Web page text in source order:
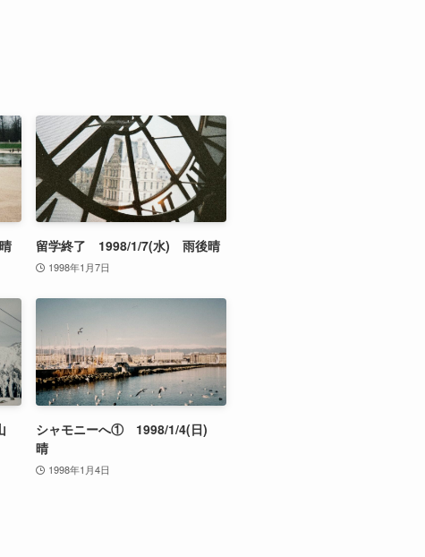
留学終了 1998/1/7(水) 雨後晴
1998年1月7日
シャモニーへ① 1998/1/4(日)
晴
1998年1月4日